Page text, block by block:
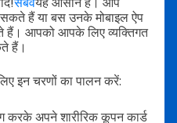
हैं या बस उनके मोबाइल ऐप
आपको आपके लिए व्यक्तिगत
हैं।
इन चरणों का पालन करें:
करके अपने शारीरिक कूपन कार्ड